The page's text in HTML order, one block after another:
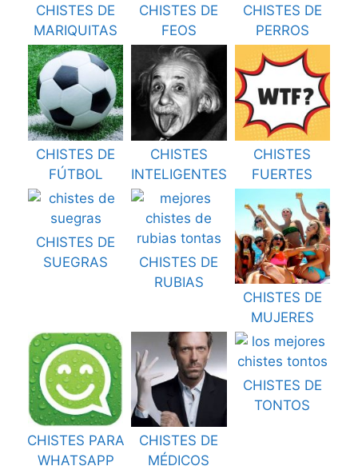
CHISTES DE
MARIQUITAS
CHISTES DE
FEOS
CHISTES DE
PERROS
CHISTES DE
FÚTBOL
CHISTES
INTELIGENTES
CHISTES
FUERTES
CHISTES DE
SUEGRAS
CHISTES DE
RUBIAS
CHISTES DE
MUJERES
CHISTES PARA
WHATSAPP
CHISTES DE
MÉDICOS
CHISTES DE
TONTOS